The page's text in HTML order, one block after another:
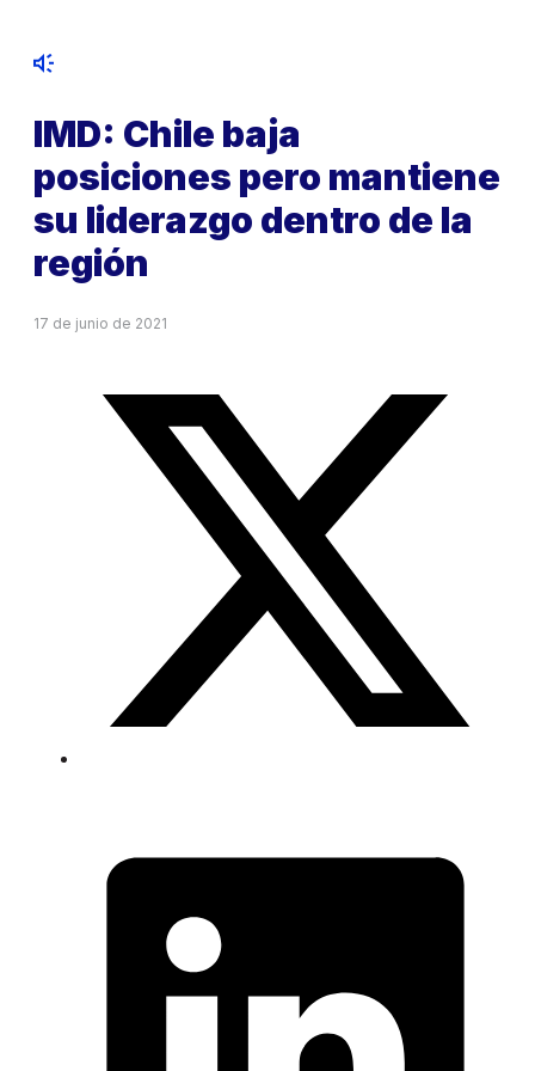
IMD: Chile baja
posiciones pero mantiene
su liderazgo dentro de la
región
17 de junio de 2021